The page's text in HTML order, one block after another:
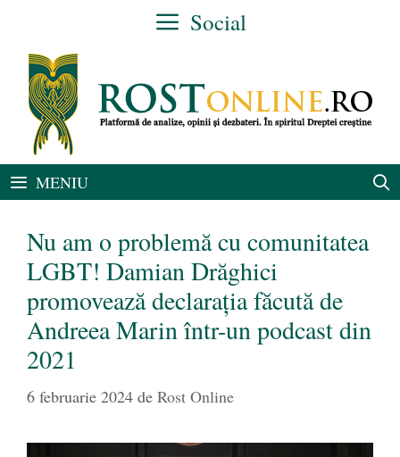
conținut
Social
MENIU
Nu am o problemă cu comunitatea
LGBT! Damian Drăghici
promovează declarația făcută de
Andreea Marin într-un podcast din
2021
6 februarie 2024 de Rost Online